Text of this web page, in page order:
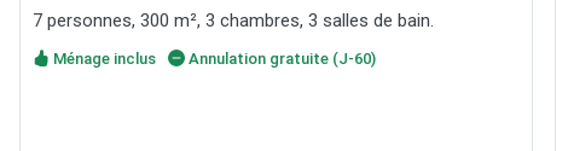
7 personnes, 300 m², 3 chambres, 3 salles de bain.
Ménage inclus Annulation gratuite (J-60)